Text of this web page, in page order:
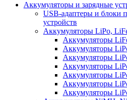
Аккумуляторы и зарядные
USB-адаптеры и блоки
устройств
Аккумуляторы LiPo,
Аккумуляторы
Аккумуляторы
Аккумуляторы
Аккумуляторы
Аккумуляторы
Аккумуляторы
Аккумуляторы